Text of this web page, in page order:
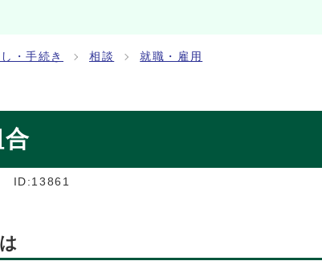
・手続き 相談 就職・雇用
合
ID:13861